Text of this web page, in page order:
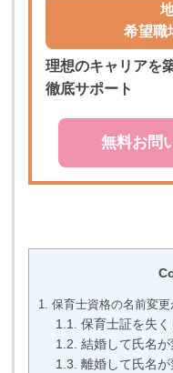
希望職
理想のキャリアを
徹底サポート
無料お問
1. 保育士資格の名前変
1.1. 保育士証を失く
1.2. 結婚して氏名が
1.3. 離婚して氏名が